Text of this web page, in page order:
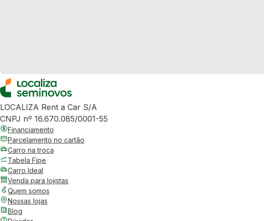
LOCALIZA Rent a Car S/A
CNPJ nº 16.670.085/0001-55
Financiamento
Parcelamento no cartão
Carro na troca
Tabela Fipe
Carro Ideal
Venda para lojistas
Quem somos
Nossas lojas
Blog